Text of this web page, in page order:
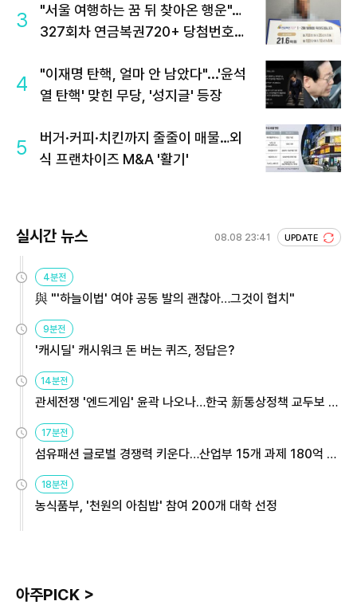
3
"서울 여행하는 꿈 뒤 찾아온 행운"…
327회차 연금복권720+ 당첨번호조
4
"이재명 탄핵, 얼마 안 남았다"...'윤석
열 탄핵' 맞힌 무당, '성지글' 등장
5
버거·커피·치킨까지 줄줄이 매물…외
식 프랜차이즈 M&A '활기'
실시간 뉴스 08.08 23:41 UPDATE
4분전
與 "'하늘이법' 여야 공동 발의 괜찮아…그것이 협치"
9분전
'캐시딜' 캐시워크 돈 버는 퀴즈, 정답은?
14분전
관세전쟁 '엔드게임' 윤곽 나오나…한국 新통상정책 교두보 활
17분전
섬유패션 글로벌 경쟁력 키운다…산업부 15개 과제 180억 지
18분전
농식품부, '천원의 아침밥' 참여 200개 대학 선정
아주PICK >